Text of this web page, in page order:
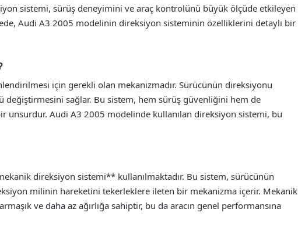
sistemi, sürüş deneyimini ve araç kontrolünü büyük ölçüde etkileyen
Audi A3 2005 modelinin direksiyon sisteminin özelliklerini detaylı bir
için gerekli olan mekanizmadır. Sürücünün direksiyonu
değiştirmesini sağlar. Bu sistem, hem sürüş güvenliğini hem de
unsurdur. Audi A3 2005 modelinde kullanılan direksiyon sistemi, bu
direksiyon sistemi** kullanılmaktadır. Bu sistem, sürücünün
milinin hareketini tekerleklere ileten bir mekanizma içerir. Mekanik
ve daha az ağırlığa sahiptir, bu da aracın genel performansına